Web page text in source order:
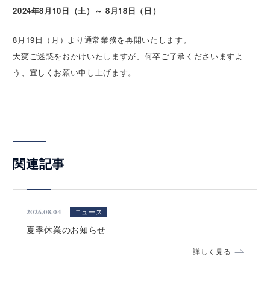
2024年8月10日（土）～ 8月18日（日）
8月19日（月）より通常業務を再開いたします。
大変ご迷惑をおかけいたしますが、何卒ご了承くださいますよ
う、宜しくお願い申し上げます。
関連記事
2026.08.04 ニュース
夏季休業のお知らせ
詳しく見る